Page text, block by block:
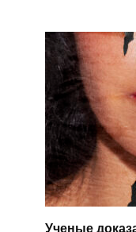
Ученые